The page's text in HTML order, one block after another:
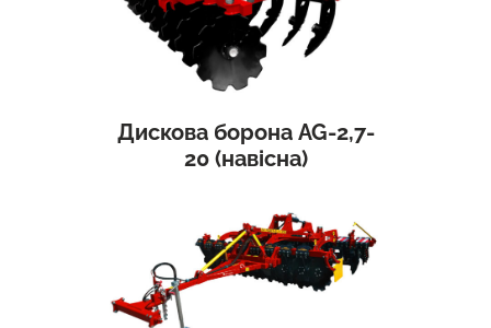
Дискова борона AG-2,7-
20 (навісна)